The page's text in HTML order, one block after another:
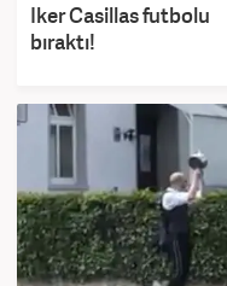
Iker Casillas futbolu
bıraktı!